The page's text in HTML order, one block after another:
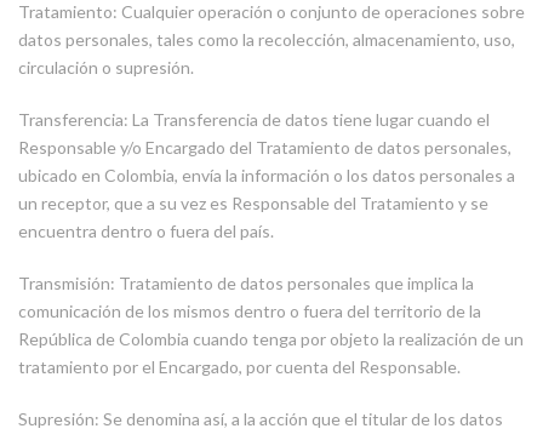
Tratamiento: Cualquier operación o conjunto de operaciones sobre
datos personales, tales como la recolección, almacenamiento, uso,
circulación o supresión.
Transferencia: La Transferencia de datos tiene lugar cuando el
Responsable y/o Encargado del Tratamiento de datos personales,
ubicado en Colombia, envía la información o los datos personales a
un receptor, que a su vez es Responsable del Tratamiento y se
encuentra dentro o fuera del país.
Transmisión: Tratamiento de datos personales que implica la
comunicación de los mismos dentro o fuera del territorio de la
República de Colombia cuando tenga por objeto la realización de un
tratamiento por el Encargado, por cuenta del Responsable.
Supresión: Se denomina así, a la acción que el titular de los datos